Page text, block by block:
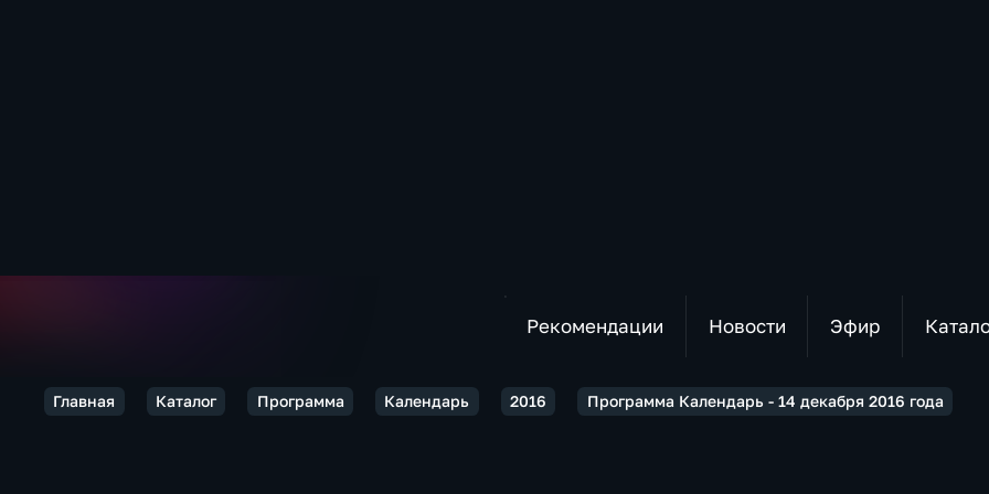
Рекомендации Новости Эфир
Главная Каталог Программа Календарь 2016 Программа Календарь - 14 декабря 2016 года